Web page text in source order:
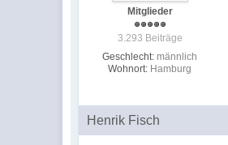
Mitglieder
3.293 Beiträge
Geschlecht: männlich
Wohnort: Hamburg
Henrik Fisch